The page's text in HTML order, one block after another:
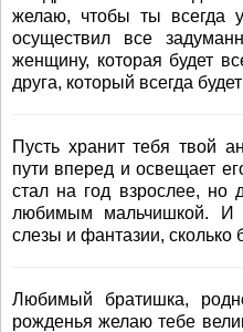
желаю, чтобы ты всегда
осуществил все
женщину, которая будет
друга, который всегда
Пусть хранит тебя твой
пути вперед и освещает
стал на год взрослее, но
любимым мальчишкой. И
слезы и фантазии, сколько
Любимый братишка,
рожденья желаю тебе